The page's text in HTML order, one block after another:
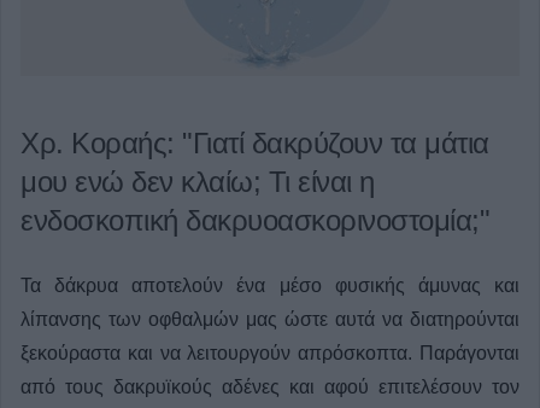
Χρ. Κοραής: "Γιατί δακρύζουν τα μάτια
μου ενώ δεν κλαίω; Τι είναι η
ενδοσκοπική δακρυοασκορινοστομία;"
Τα δάκρυα αποτελούν ένα μέσο φυσικής άμυνας και
λίπανσης των οφθαλμών μας ώστε αυτά να διατηρούνται
ξεκούραστα και να λειτουργούν απρόσκοπτα. Παράγονται
από τους δακρυϊκούς αδένες και αφού επιτελέσουν τον